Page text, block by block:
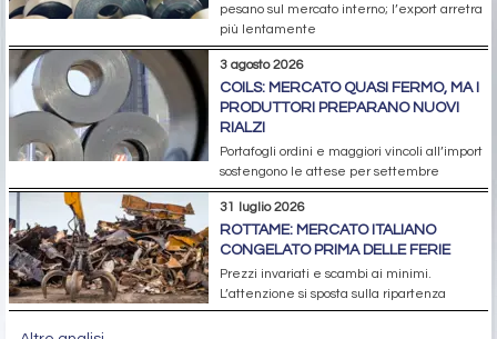
pesano sul mercato interno; l’export arretra
più lentamente
3 agosto 2026
COILS: MERCATO QUASI FERMO, MA I
PRODUTTORI PREPARANO NUOVI
RIALZI
Portafogli ordini e maggiori vincoli all’import
sostengono le attese per settembre
31 luglio 2026
ROTTAME: MERCATO ITALIANO
CONGELATO PRIMA DELLE FERIE
Prezzi invariati e scambi ai minimi.
L’attenzione si sposta sulla ripartenza